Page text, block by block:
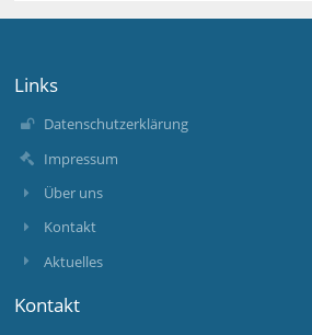
Links
Datenschutzerklärung
Impressum
Über uns
Kontakt
Aktuelles
Kontakt